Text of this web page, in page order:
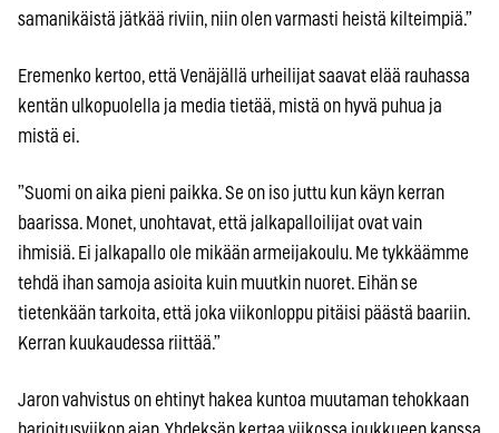
samanikäistä jätkää riviin, niin olen varmasti heistä kilteimpiä.”
Eremenko kertoo, että Venäjällä urheilijat saavat elää rauhassa
kentän ulkopuolella ja media tietää, mistä on hyvä puhua ja
mistä ei.
”Suomi on aika pieni paikka. Se on iso juttu kun käyn kerran
baarissa. Monet, unohtavat, että jalkapalloilijat ovat vain
ihmisiä. Ei jalkapallo ole mikään armeijakoulu. Me tykkäämme
tehdä ihan samoja asioita kuin muutkin nuoret. Eihän se
tietenkään tarkoita, että joka viikonloppu pitäisi päästä baariin.
Kerran kuukaudessa riittää.”
Jaron vahvistus on ehtinyt hakea kuntoa muutaman tehokkaan